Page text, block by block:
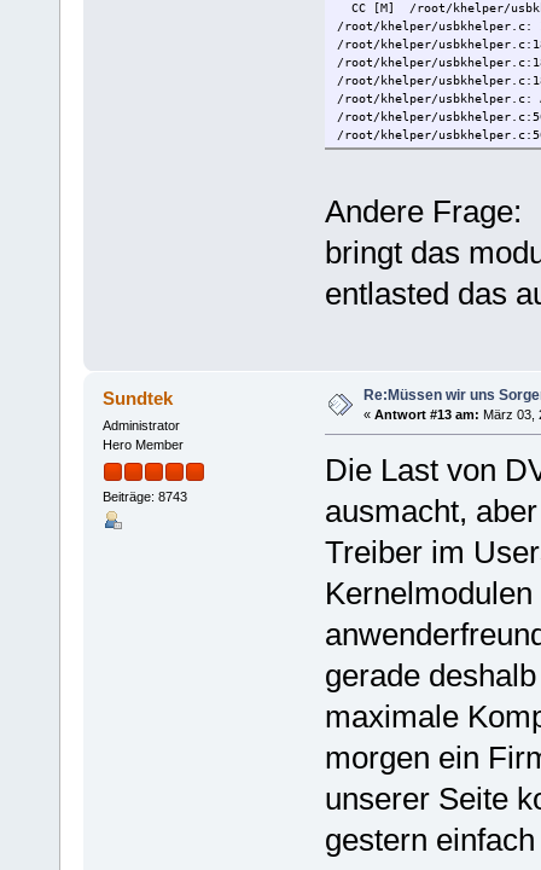
CC [M] /root/khelper/
/root/khelper/usbkhelper.c:
/root/khelper/
/root/khelper/
/root/khelper/
/root/khelper/
/root/khelper/
/root/khelper/
make[2]: *** [/root/khelper/
make: *** [default] Error 2
Andere Frage:
bringt das
entlasted das
Sundtek
Administrator
Hero Member
Beiträge: 8743
Re:Müssen wir uns
« Antwort #13 am: März 03,
Die Last von
ausmacht,
Treiber im
gerade
maximale
morgen ein
unserer Seite
gestern